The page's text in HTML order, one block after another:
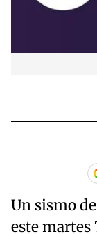
Un sismo
este martes